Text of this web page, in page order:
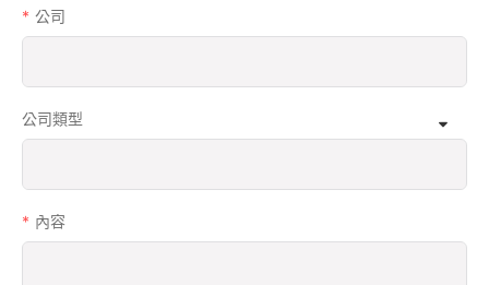
公司
公司類型
內容